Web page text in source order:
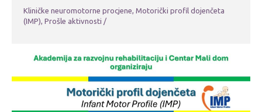
Kliničke neuromotorne procjene, Motorički profil dojenčeta
(IMP), Prošle aktivnosti /